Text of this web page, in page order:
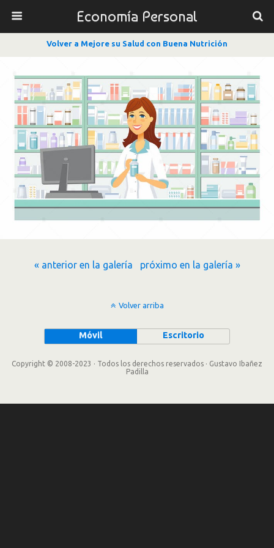
Economía Personal
Volver a Mejore su Salud con Buena Nutrición
« anterior en la galería próximo en la galería »
Volver arriba
Móvil Escritorio
Copyright © 2008-2023 · Todos los derechos reservados · Gustavo Ibañez
Padilla